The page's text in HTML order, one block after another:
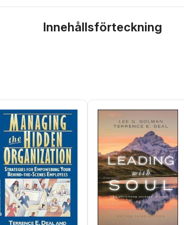
Innehållsförteckning